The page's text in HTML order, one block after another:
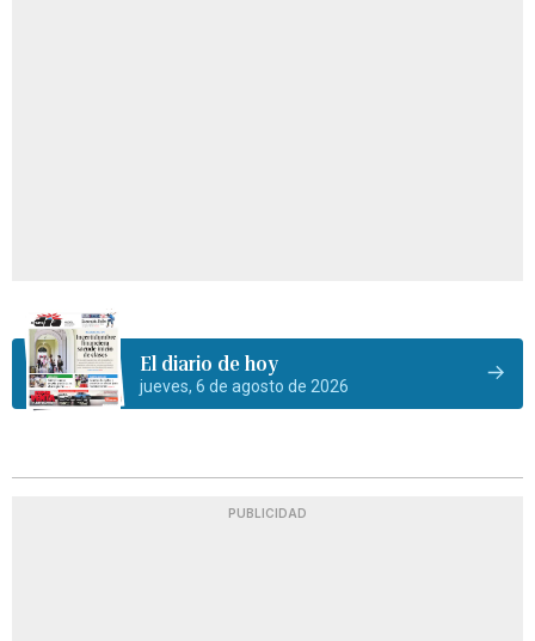
El diario de hoy
jueves, 6 de agosto de 2026
PUBLICIDAD